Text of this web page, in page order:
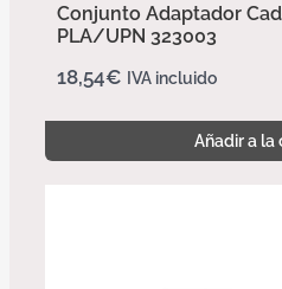
Conjunto Adaptador
PLA/UPN 323003
18,54€ IVA incluido
Añadir a la